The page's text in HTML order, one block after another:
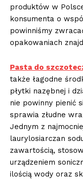
produktów w
konsumenta o
powinniśmy
opakowaniach
Pasta do
także łagodne
płytki nazębnej i
nie powinny pienić
sprawia złudne
Jednym z
laurylosiarczan
zawartością,
urządzeniem
ilością wody oraz